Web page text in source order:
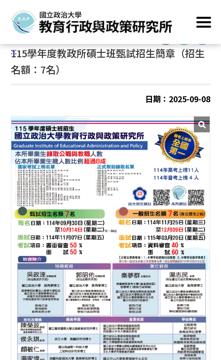
到
要
內
容
首頁 /最新消息
:::
115學年度教政所碩士班甄試招生簡章（招生
名額：7名）
日期：2025-09-08